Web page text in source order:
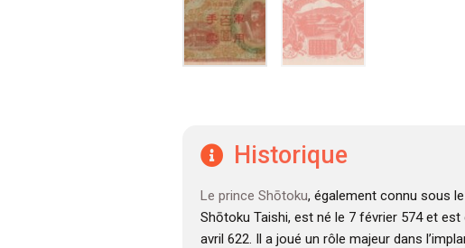
Historique
Le prince Shōtoku, également connu sous
Shōtoku Taishi, est né le 7 février 574 et est
avril 622. Il a joué un rôle majeur dans